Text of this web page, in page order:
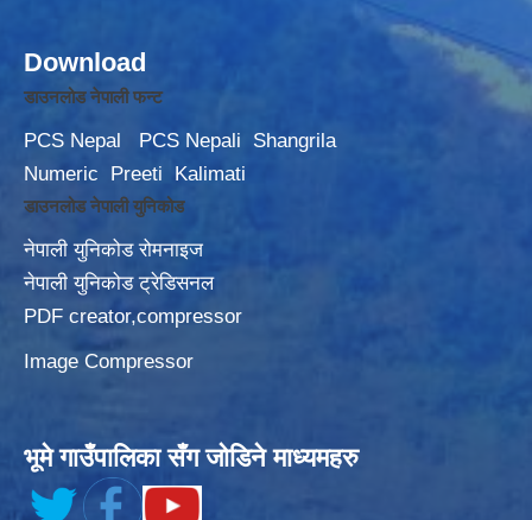
Download
डाउनलोड नेपाली फन्ट
PCS Nepal PCS Nepali
Shangrila
Numeric
Preeti Kalimati
डाउनलोड नेपाली युनिकोड
नेपाली युनिकोड रोमनाइज
नेपाली युनिकोड ट्रेडिसनल
PDF creator,compressor
Image Compressor
भूमे गाउँपालिका सँग जोडिने माध्यमहरु